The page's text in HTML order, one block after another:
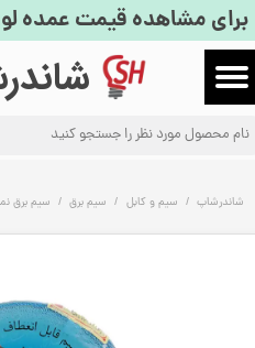
حساب کاربری من
تغییر گذر واژه
سفارشات
خروج از حساب کاربری
برای مشاهده قیمت عمده
شاندرشاپ سیم و کابل سیم برق سیم برق نمره 4 خراسان افشارنژاد | کلاف